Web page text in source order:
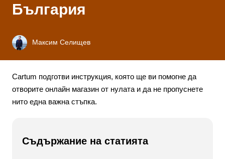
България
Максим Селищев
Cartum подготви инструкция, която ще ви помогне да
отворите онлайн магазин от нулата и да не пропуснете
нито една важна стъпка.
Съдържание на статията